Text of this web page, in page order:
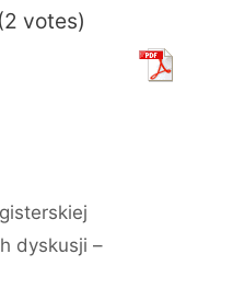
votes)
dyskusji –